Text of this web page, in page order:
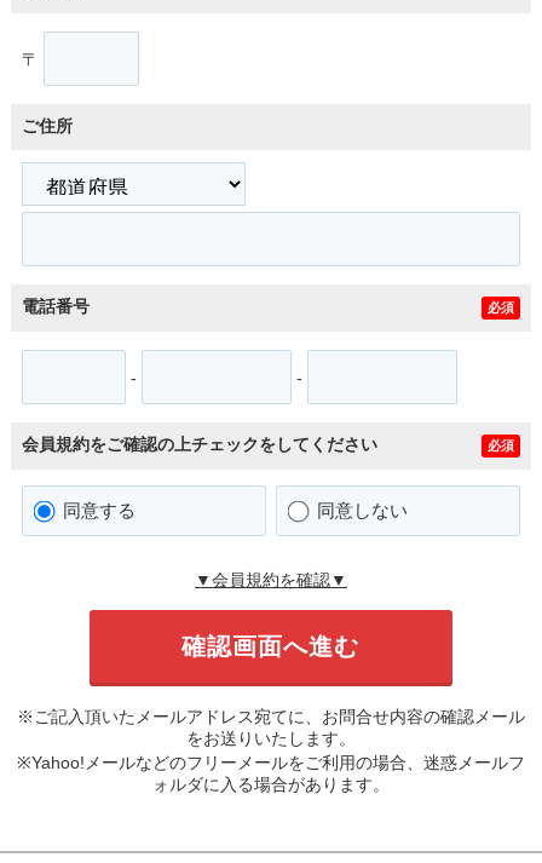
〒
ご住所
電話番号 必須
- -
会員規約をご確認の上チェックをしてください 必須
同意する 同意しない
▼会員規約を確認▼
※ご記入頂いたメールアドレス宛てに、お問合せ内容の確認メール
をお送りいたします。
※Yahoo!メールなどのフリーメールをご利用の場合、迷惑メールフ
ォルダに入る場合があります。